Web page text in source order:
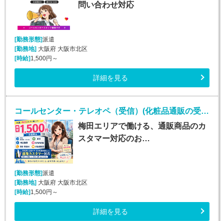
問い合わせ対応
[勤務形態]派遣
[勤務地] 大阪府 大阪市北区
[時給] 1,500円～
詳細を見る
コールセンター・テレオペ（受信）(化粧品通販の受発信業務)
梅田エリアで働ける、通販商品のカ
スタマー対応のお…
[勤務形態]派遣
[勤務地] 大阪府 大阪市北区
[時給] 1,500円～
詳細を見る